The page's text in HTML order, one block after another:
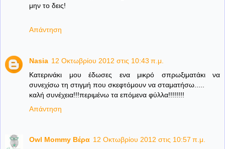
μην το δεις!
Απάντηση
Nasia 12 Οκτωβρίου 2012 στις 10:43 π.μ.
Κατερινάκι μου έδωσες ενα μικρό σπρωξιματάκι να
συνεχίσω τη στιγμή που σκεφτόμουν να σταματήσω.....
καλή συνέχεια!!!περιμένω τα επόμενα φύλλα!!!!!!!!
Απάντηση
Owl Mommy Βέρα 12 Οκτωβρίου 2012 στις 10:57 π.μ.